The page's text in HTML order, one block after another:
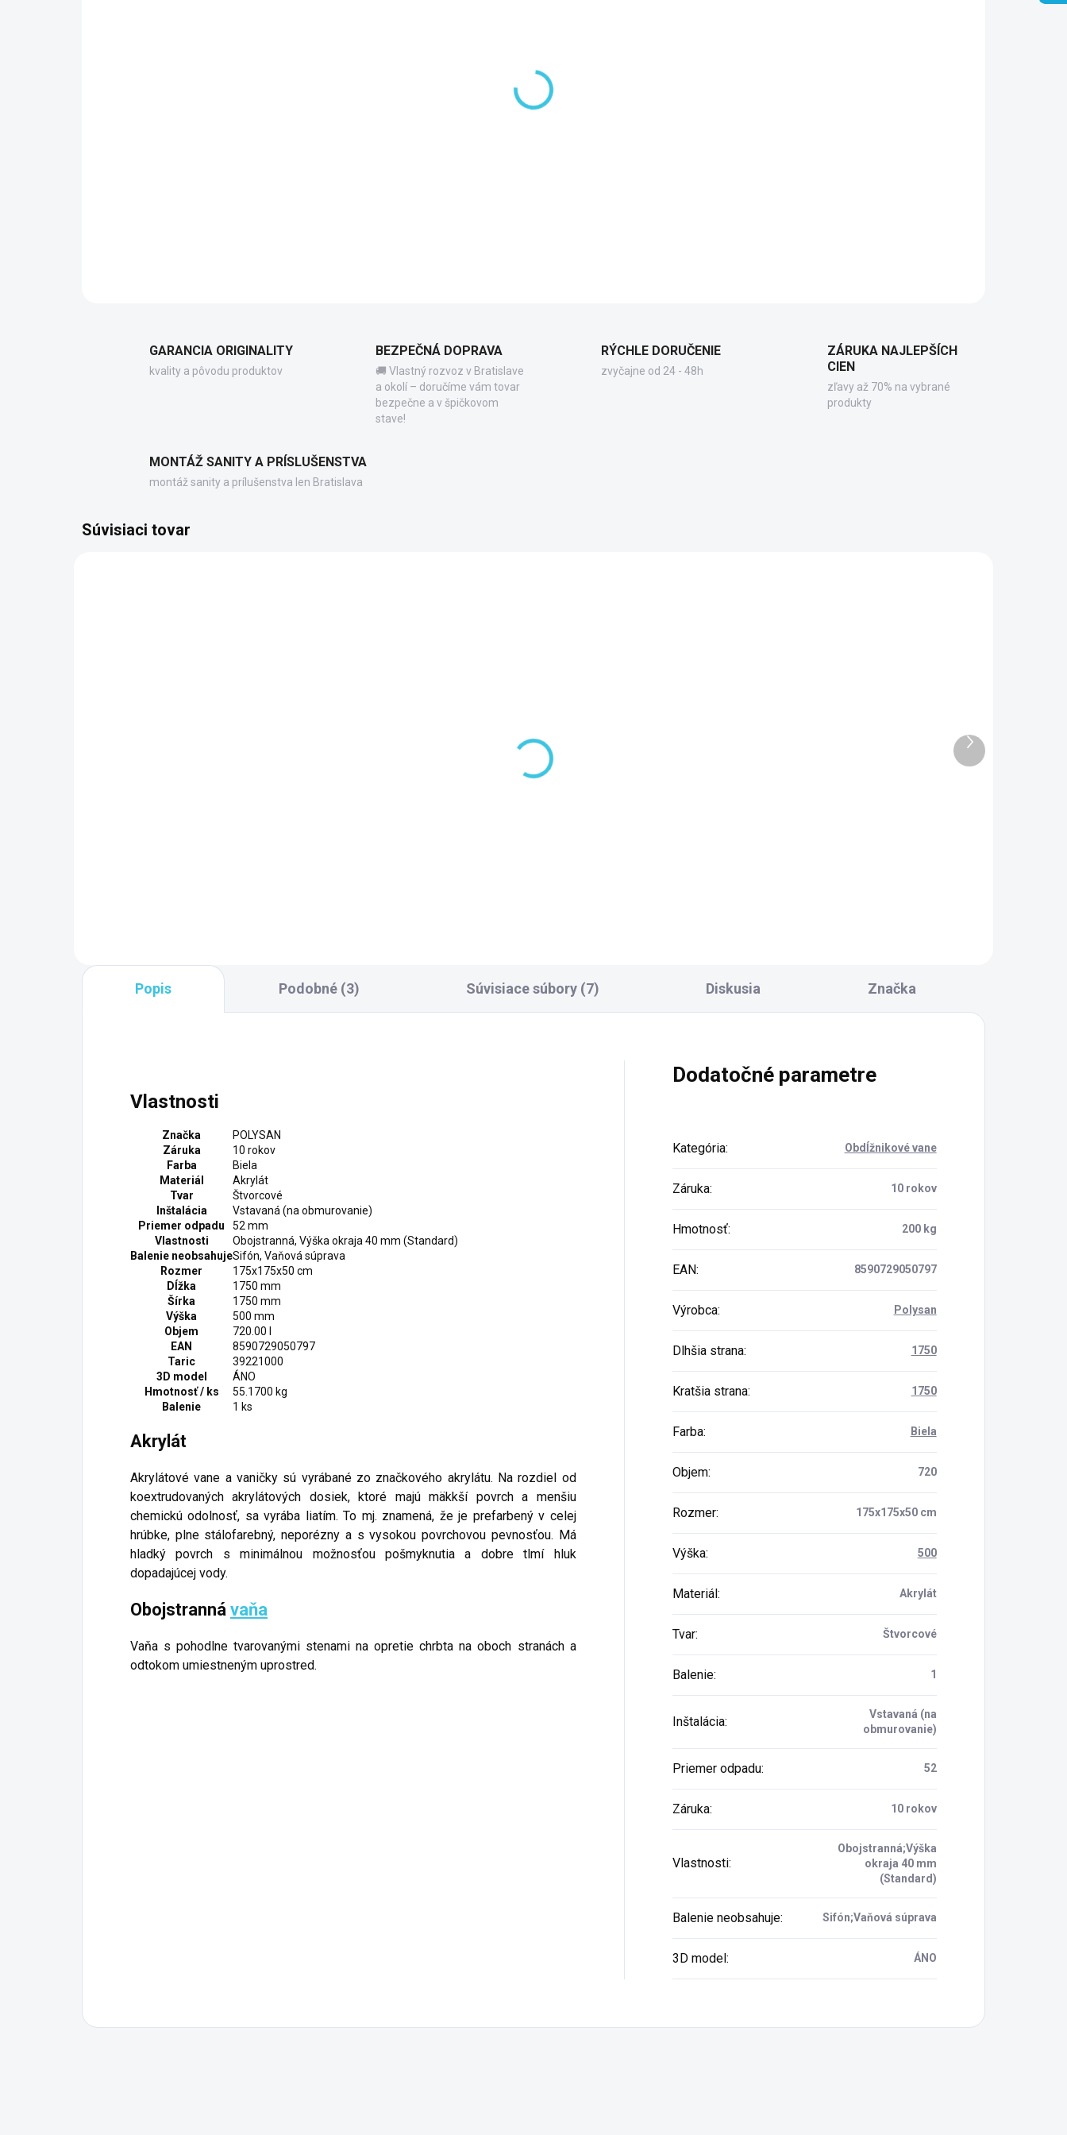
DETAILNÉ INFORMÁCIE
GARANCIA ORIGINALITY
kvality a pôvodu produktov
BEZPEČNÁ DOPRAVA
🚚 Vlastný rozvoz v Bratislave
a okolí – doručíme vám tovar
bezpečne a v špičkovom
stave!
RÝCHLE DORUČENIE
zvyčajne od 24 - 48h
ZÁRUKA NAJLEPŠÍCH
CIEN
zľavy až 70% na vybrané
produkty
MONTÁŽ SANITY A PRÍSLUŠENSTVA
montáž sanity a prílušenstva len Bratislava
Súvisiaci tovar
DNÍ
(1 KS)
Ďalší
produkt
Popis Podobné (3) Súvisiace súbory (7) Diskusia Značka
Vlastnosti
Značka
POLYSAN
Záruka
10 rokov
Farba
Biela
Materiál
Akrylát
Tvar
Štvorcové
Inštalácia
Vstavaná (na obmurovanie)
Priemer odpadu
52 mm
Vlastnosti
Obojstranná, Výška okraja 40 mm (Standard)
Balenie neobsahujeSifón, Vaňová súprava
Rozmer
175x175x50 cm
Dĺžka
1750 mm
Šírka
1750 mm
Výška
500 mm
Objem
720.00 l
EAN
8590729050797
Taric
39221000
3D model
ÁNO
Hmotnosť / ks
55.1700 kg
Balenie
1 ks
Akrylát
Akrylátové vane a vaničky sú vyrábané zo značkového akrylátu. Na rozdiel od
koextrudovaných akrylátových dosiek, ktoré majú mäkkší povrch a menšiu
chemickú odolnosť, sa vyrába liatím. To mj. znamená, že je prefarbený v celej
hrúbke, plne stálofarebný, neporézny a s vysokou povrchovou pevnosťou. Má
hladký povrch s minimálnou možnosťou pošmyknutia a dobre tlmí hluk
dopadajúcej vody.
Obojstranná vaňa
Vaňa s pohodlne tvarovanými stenami na opretie chrbta na oboch stranách a
odtokom umiestneným uprostred.
Dodatočné parametre
Kategória: Obdĺžnikové vane
Záruka: 10 rokov
Hmotnosť: 200 kg
EAN: 8590729050797
Výrobca: Polysan
Dlhšia strana: 1750
Kratšia strana: 1750
Farba: Biela
Objem: 720
Rozmer: 175x175x50 cm
Výška: 500
Materiál: Akrylát
Tvar: Štvorcové
Balenie: 1
Inštalácia:
Vstavaná (na
obmurovanie)
Priemer odpadu: 52
Záruka: 10 rokov
Vlastnosti:
Obojstranná;Výška
okraja 40 mm
(Standard)
Balenie neobsahuje: Sifón;Vaňová súprava
3D model: ÁNO